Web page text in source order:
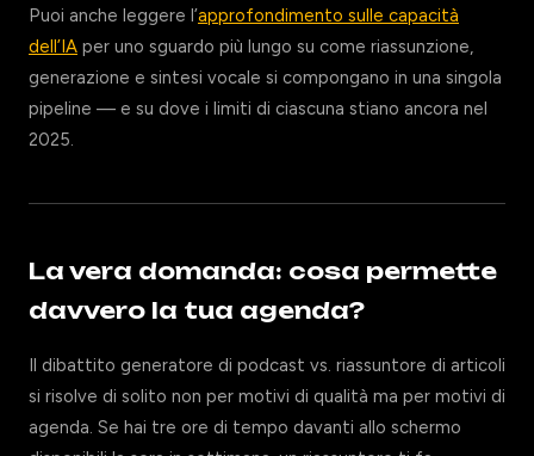
Puoi anche leggere l’approfondimento sulle capacità
dell’IA per uno sguardo più lungo su come riassunzione,
generazione e sintesi vocale si compongano in una singola
pipeline — e su dove i limiti di ciascuna stiano ancora nel
2025.
La vera domanda: cosa permette
davvero la tua agenda?
Il dibattito generatore di podcast vs. riassuntore di articoli
si risolve di solito non per motivi di qualità ma per motivi di
agenda. Se hai tre ore di tempo davanti allo schermo